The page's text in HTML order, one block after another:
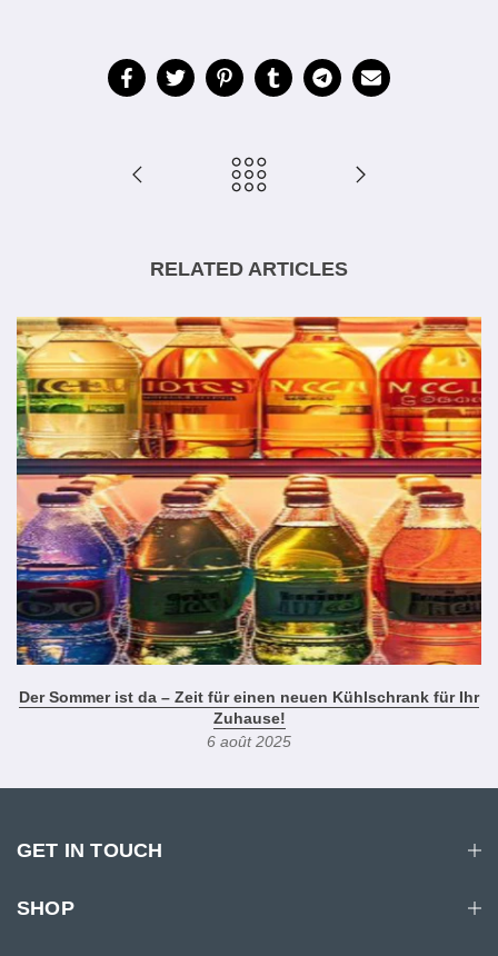
RELATED ARTICLES
Der Sommer ist da – Zeit für einen neuen Kühlschrank für Ihr
Zuhause!
6 août 2025
GET IN TOUCH
SHOP